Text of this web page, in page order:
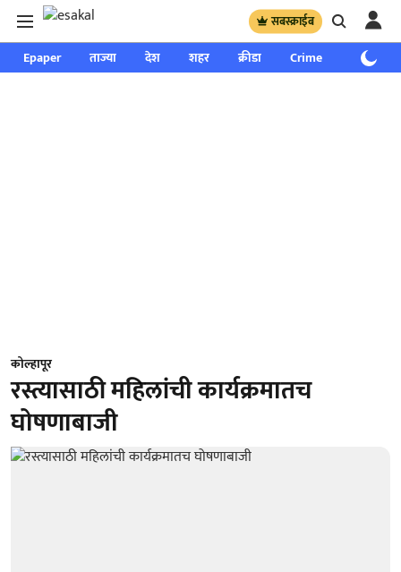
सबस्क्राईब
Epaper ताज्या देश शहर क्रीडा Crime साप्ताहिक
कोल्हापूर
रस्त्यासाठी महिलांची कार्यक्रमातच
घोषणाबाजी